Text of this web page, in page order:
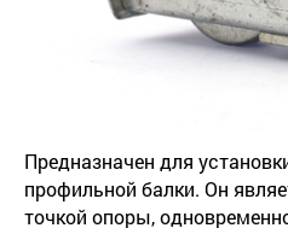
Предназначен для
профильной балки. Он
точкой опоры,